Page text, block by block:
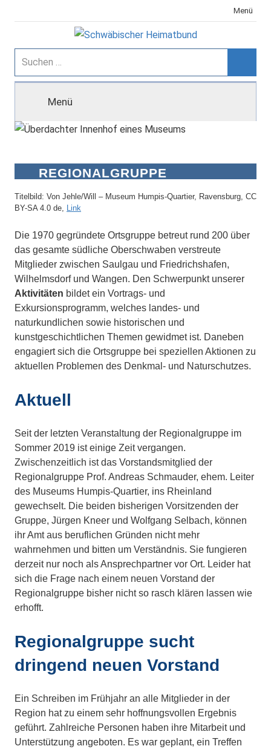
Inhalt
Menü
Schwäbischer
Heimatbund
Suchen
nach:
Menü
REGIONALGRUPPE
Titelbild: Von Jehle/Will – Museum Humpis-Quartier, Ravensburg, CC
BY-SA 4.0 de, Link
Die 1970 gegründete Ortsgruppe betreut rund 200 über
das gesamte südliche Oberschwaben verstreute
Mitglieder zwischen Saulgau und Friedrichshafen,
Wilhelmsdorf und Wangen. Den Schwerpunkt unserer
Aktivitäten bildet ein Vortrags- und
Exkursionsprogramm, welches landes- und
naturkundlichen sowie historischen und
kunstgeschichtlichen Themen gewidmet ist. Daneben
engagiert sich die Ortsgruppe bei speziellen Aktionen zu
aktuellen Problemen des Denkmal- und Naturschutzes.
Aktuell
Seit der letzten Veranstaltung der Regionalgruppe im
Sommer 2019 ist einige Zeit vergangen.
Zwischenzeitlich ist das Vorstandsmitglied der
Regionalgruppe Prof. Andreas Schmauder, ehem. Leiter
des Museums Humpis-Quartier, ins Rheinland
gewechselt. Die beiden bisherigen Vorsitzenden der
Gruppe, Jürgen Kneer und Wolfgang Selbach, können
ihr Amt aus beruflichen Gründen nicht mehr
wahrnehmen und bitten um Verständnis. Sie fungieren
derzeit nur noch als Ansprechpartner vor Ort. Leider hat
sich die Frage nach einem neuen Vorstand der
Regionalgruppe bisher nicht so rasch klären lassen wie
erhofft.
Regionalgruppe sucht
dringend neuen Vorstand
Ein Schreiben im Frühjahr an alle Mitglieder in der
Region hat zu einem sehr hoffnungsvollen Ergebnis
geführt. Zahlreiche Personen haben ihre Mitarbeit und
Unterstützung angeboten. Es war geplant, ein Treffen